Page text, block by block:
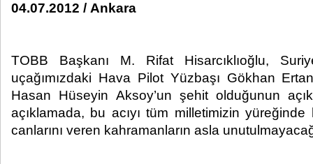
04.07.2012 / Ankara
TOBB Başkanı M. Rifat Hisarcıklıoğlu,
uçağımızdaki Hava Pilot Yüzbaşı Gökhan
Hasan Hüseyin Aksoy’un şehit olduğunun
açıklamada, bu acıyı tüm milletimizin
canlarını veren kahramanların asla